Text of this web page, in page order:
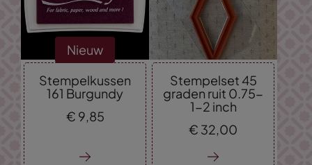
Nieuw
Stempelkussen
161 Burgundy
€ 9,85
Stempelset 45
graden ruit 0.75-
1-2 inch
€ 32,00